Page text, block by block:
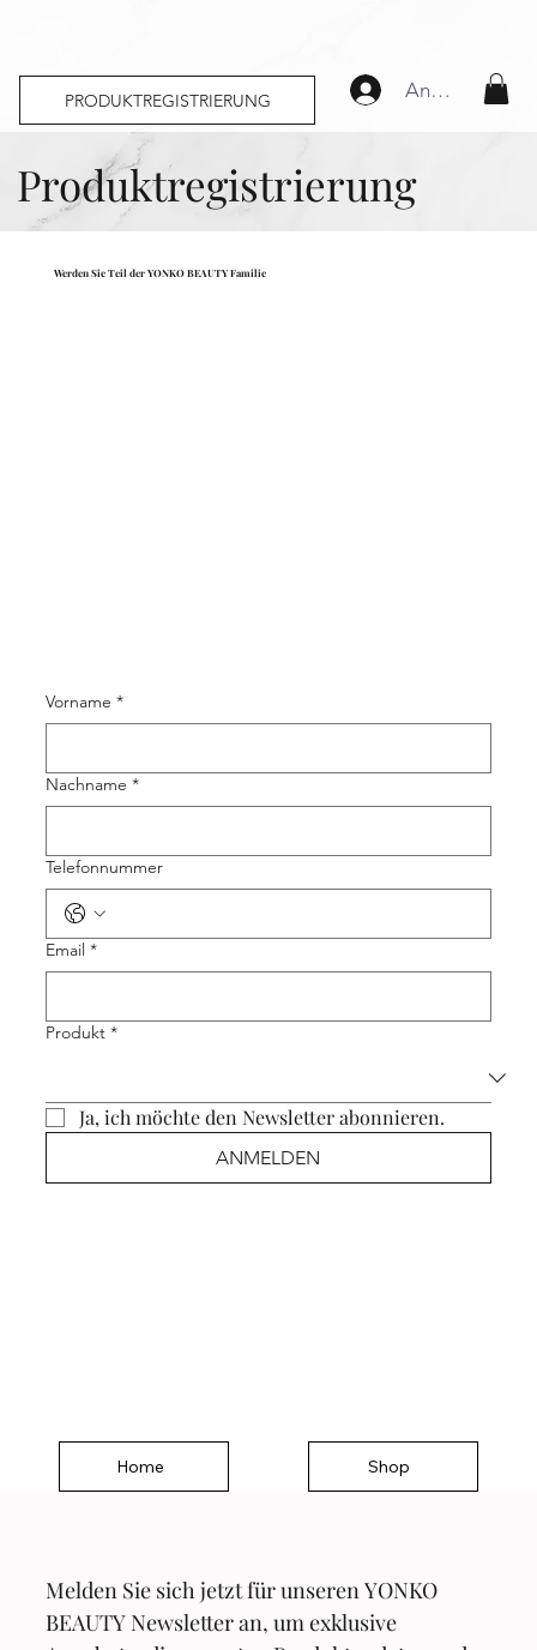
Anmelden
PRODUKTREGISTRIERUNG
Produktregistrierung
Werden Sie Teil der YONKO BEAUTY Familie
Vorname *
Nachname *
Telefonnummer
Email *
Produkt *
Ja, ich möchte den Newsletter abonnieren.
ANMELDEN
Shop
Home
Melden Sie sich jetzt für unseren YONKO
BEAUTY Newsletter an, um exklusive